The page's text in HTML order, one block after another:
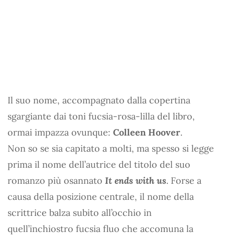
Il suo nome, accompagnato dalla copertina
sgargiante dai toni fucsia-rosa-lilla del libro,
ormai impazza ovunque: Colleen Hoover.
Non so se sia capitato a molti, ma spesso si legge
prima il nome dell’autrice del titolo del suo
romanzo più osannato It ends with us. Forse a
causa della posizione centrale, il nome della
scrittrice balza subito all’occhio in
quell’inchiostro fucsia fluo che accomuna la